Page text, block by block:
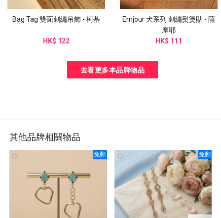
Bag Tag 雙面刺繡吊飾 - 柯基
HK$ 122
Emjour 犬系列 刺繡熨燙貼 - 薩
摩耶
HK$ 111
去看更多本品牌物品
其他品牌相關物品
免郵 免郵